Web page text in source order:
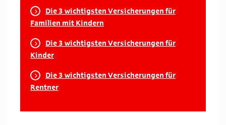
Die 3 wichtigsten Versicherungen für
Familien mit Kindern
Die 3 wichtigsten Versicherungen für
Kinder
Die 3 wichtigsten Versicherungen für
Rentner